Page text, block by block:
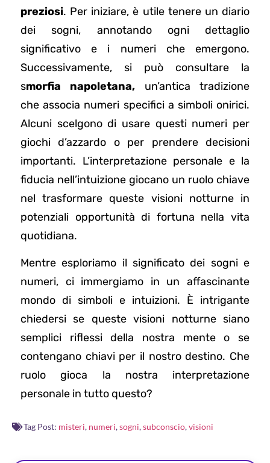
preziosi. Per iniziare, è utile tenere un diario
dei sogni, annotando ogni dettaglio
significativo e i numeri che emergono.
Successivamente, si può consultare la
smorfia napoletana, un’antica tradizione
che associa numeri specifici a simboli onirici.
Alcuni scelgono di usare questi numeri per
giochi d’azzardo o per prendere decisioni
importanti. L’interpretazione personale e la
fiducia nell’intuizione giocano un ruolo chiave
nel trasformare queste visioni notturne in
potenziali opportunità di fortuna nella vita
quotidiana.
Mentre esploriamo il significato dei sogni e
numeri, ci immergiamo in un affascinante
mondo di simboli e intuizioni. È intrigante
chiedersi se queste visioni notturne siano
semplici riflessi della nostra mente o se
contengano chiavi per il nostro destino. Che
ruolo gioca la nostra interpretazione
personale in tutto questo?
Tag Post: misteri, numeri,sogni,subconscio,visioni